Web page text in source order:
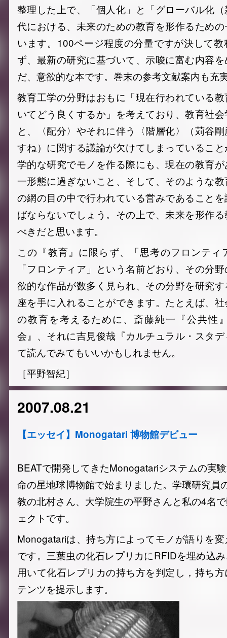
整理した上で、「個人化」と「グローバル化
代における、未来のための教育を形作るため
います。100ページ程度の分量ですが決して
ず、最新の研究に基づいて、示唆に富む内容
だ、意欲的な本です。巻末の参考文献案内も充
教育工学の分野はおもに「現在行われている
いてどう良くするか」を考えており、教育社
と、〈配分〉やそれに伴う〈階層化〉（苅谷
すね）に関する議論が欠けてしまっているこ
学的な研究でモノを作る際にも、現在の教育
一形態に過ぎないこと、そして、そのような
の網の目の中で行われている営みであること
ばならないでしょう。その上で、未来を形作
べきだと思います。
この『教育』に限らず、「思考のフロンティ
「フロンティア」という名前どおり、その分
欲的な作品が数多く見られ、その分野を研究
座を手に入れることができます。たとえば、
の教育を考えるために、斎藤純一『公共性
会』、それに吉見俊哉『カルチュラル・スタ
て読んでみてもいいかもしれません。
［平野智紀］
2007.08.21
【エッセイ】Monogatari 博物館デビュー
BEATで開発してきたMonogatariシステムの実
命の星地球博物館で始まりました。学環研究員
教の北村さん、大学院生の平野さんと私の4名
ェクトです。
Monogatariは、持ち方によってモノが語りを
です。三葉虫の化石レプリカにRFIDを埋め込
用いて化石レプリカの持ち方を判定し，持ち
テンツを提示します。